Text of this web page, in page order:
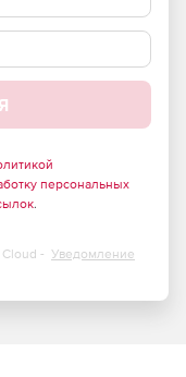
персональных
.
- Уведомление